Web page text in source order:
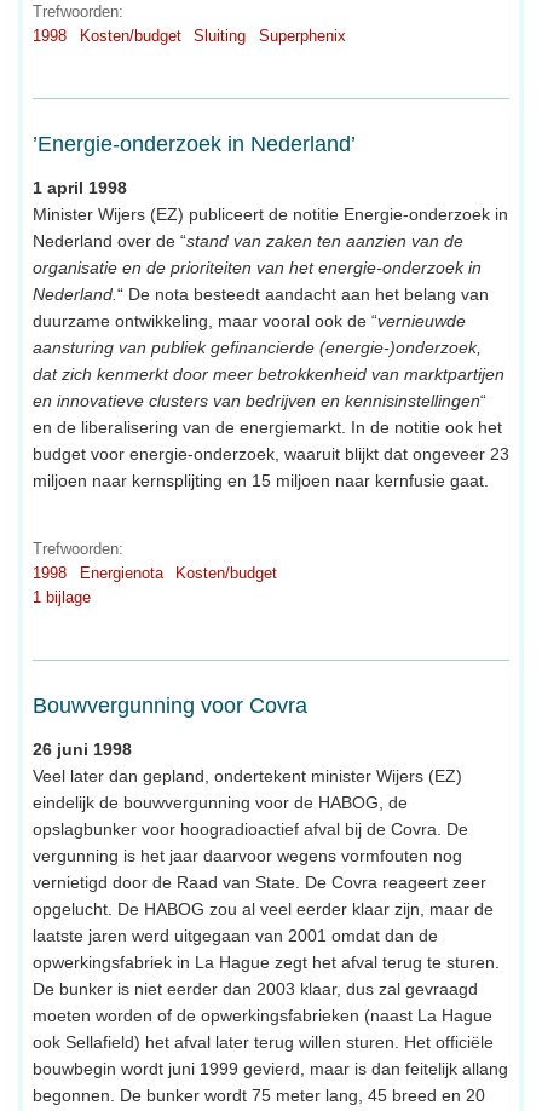
Trefwoorden:
1998
Kosten/budget Sluiting Superphenix
’Energie-onderzoek in Nederland’
1 april 1998
Minister Wijers (EZ) publiceert de notitie Energie-onderzoek in
Nederland over de “stand van zaken ten aanzien van de
organisatie en de prioriteiten van het energie-onderzoek in
Nederland. “ De nota besteedt aandacht aan het belang van
duurzame ontwikkeling, maar vooral ook de “vernieuwde
aansturing van publiek gefinancierde (energie-)onderzoek,
dat zich kenmerkt door meer betrokkenheid van marktpartijen
en innovatieve clusters van bedrijven en kennisinstellingen“
en de liberalisering van de energiemarkt. In de notitie ook het
budget voor energie-onderzoek, waaruit blijkt dat ongeveer 23
miljoen naar kernsplijting en 15 miljoen naar kernfusie gaat.
Trefwoorden:
1998
Energienota
Kosten/budget
1 bijlage
Bouwvergunning voor Covra
26 juni 1998
Veel later dan gepland, ondertekent minister Wijers (EZ)
eindelijk de bouwvergunning voor de HABOG, de
opslagbunker voor hoogradioactief afval bij de Covra. De
vergunning is het jaar daarvoor wegens vormfouten nog
vernietigd door de Raad van State. De Covra reageert zeer
opgelucht. De HABOG zou al veel eerder klaar zijn, maar de
laatste jaren werd uitgegaan van 2001 omdat dan de
opwerkingsfabriek in La Hague zegt het afval terug te sturen.
De bunker is niet eerder dan 2003 klaar, dus zal gevraagd
moeten worden of de opwerkingsfabrieken (naast La Hague
ook Sellafield) het afval later terug willen sturen. Het officiële
bouwbegin wordt juni 1999 gevierd, maar is dan feitelijk allang
begonnen. De bunker wordt 75 meter lang, 45 breed en 20